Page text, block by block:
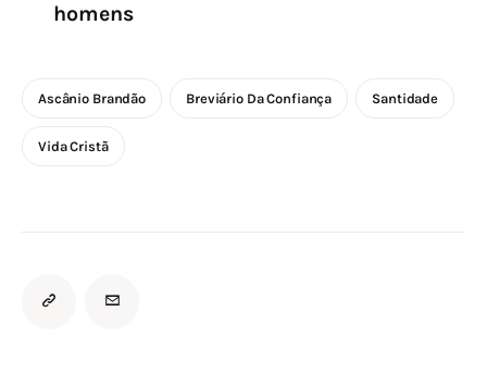
homens
Ascânio Brandão Breviário Da Confiança Santidade
Vida Cristã